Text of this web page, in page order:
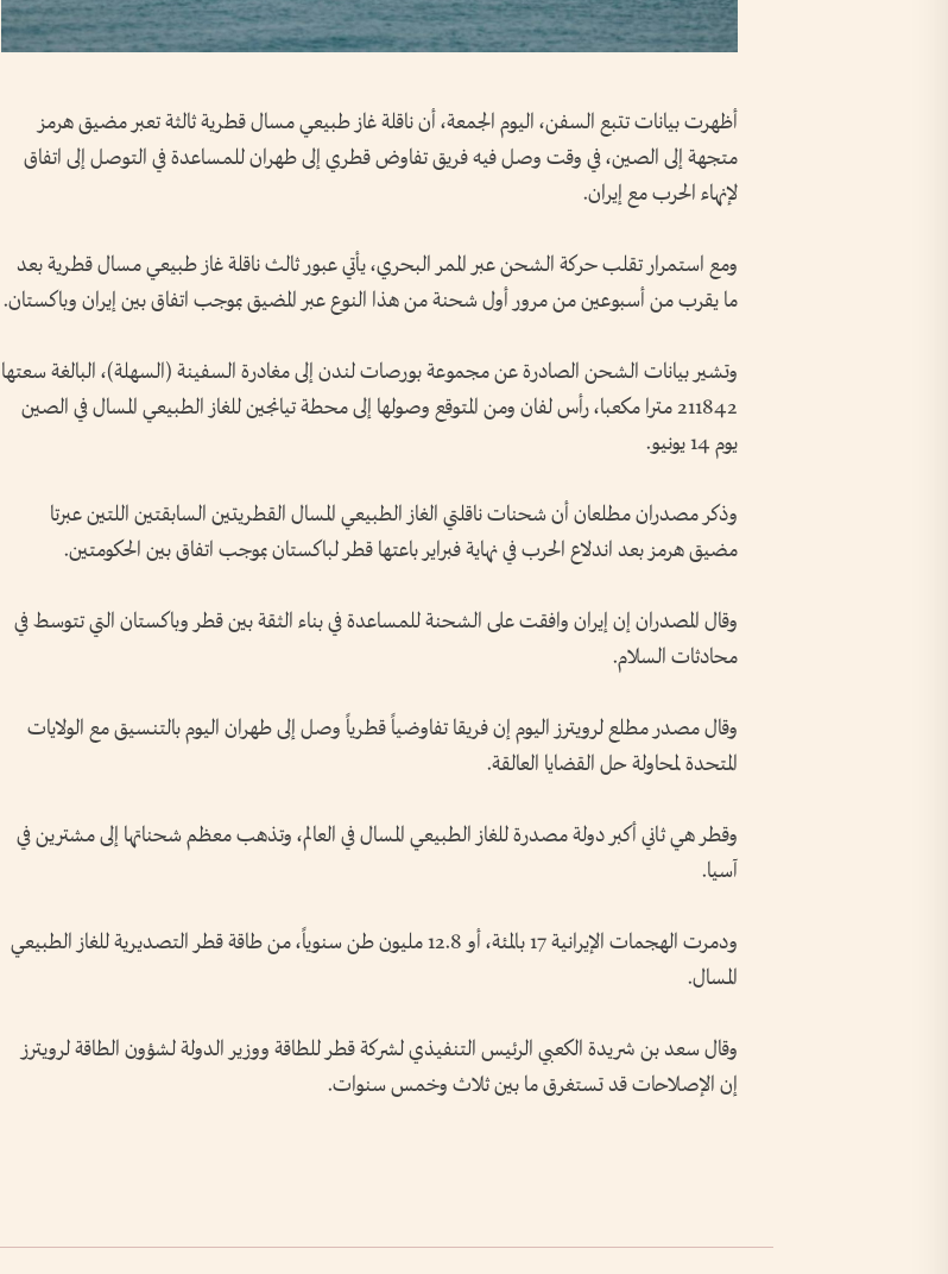
أظهرت بيانات ​تتبع السفن، اليوم الجمعة، أن ناقلة غاز طبيعي ‌مسال ​قطرية ثالثة تعبر مضيق هرمز
متجهة إلى الصين، في وقت وصل فيه فريق تفاوض قطري إلى طهران للمساعدة في التوصل إلى اتفاق
لإنهاء الحرب مع إيران.
ومع استمرار تقلب حركة الشحن عبر ⁠الممر البحري، يأتي عبور ثالث ناقلة غاز طبيعي مسال قطرية بعد
ما يقرب من أسبوعين من مرور أول شحنة من هذا النوع عبر ‌المضيق بموجب اتفاق بين إيران وباكستان.
وتشير بيانات الشحن الصادرة عن مجموعة بورصات لندن إلى مغادرة السفينة (السهلة)، البالغة ‌سعتها
211842 مترا مكعبا، رأس لفان ‌ومن المتوقع وصولها إلى محطة تيانجين للغاز الطبيعي ‌المسال في الصين
يوم 14 ‌يونيو.
وذكر مصدران مطلعان أن شحنات ناقلتي الغاز الطبيعي المسال القطريتين ​السابقتين اللتين عبرتا
‌مضيق هرمز ​بعد اندلاع الحرب في نهاية ⁠فبراير باعتها قطر لباكستان بموجب اتفاق بين الحكومتين.
وقال المصدران إن إيران وافقت على الشحنة ​للمساعدة ⁠في بناء الثقة ⁠بين قطر وباكستان التي تتوسط في
محادثات السلام.
وقال مصدر مطلع لرويترز اليوم إن فريقا تفاوضياً قطرياً ⁠وصل إلى طهران اليوم بالتنسيق مع الولايات
المتحدة لمحاولة حل القضايا العالقة.
وقطر هي ثاني أكبر دولة مصدرة للغاز الطبيعي المسال في العالم، وتذهب معظم شحناتها إلى مشترين في
آسيا.
ودمرت الهجمات الإيرانية 17 ‌بالمئة، أو 12.8 مليون طن سنوياً، من طاقة قطر التصديرية للغاز ​الطبيعي
المسال.
وقال سعد بن شريدة الكعبي الرئيس التنفيذي لشركة قطر للطاقة ووزير الدولة لشؤون الطاقة لرويترز
إن الإصلاحات قد تستغرق ما بين ثلاث وخمس ​سنوات.